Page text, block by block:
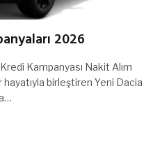
2026
Kampanyası Nakit Alım
hayatıyla birleştiren Yeni Dacia